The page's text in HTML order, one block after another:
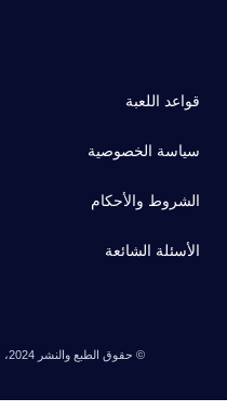
قواعد اللعبة
سياسة الخصوصية
الشروط والأحكام
الأسئلة الشائعة
© حقوق الطبع والنشر 2024، جميع الحقوق محفوظة لـ Fanzword